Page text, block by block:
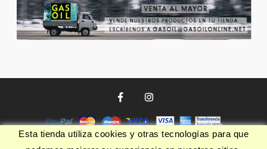
Esta tienda utiliza cookies y otras tecnologías para que